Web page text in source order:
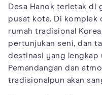
Desa Hanok terletak di
pusat kota. Di komplek
rumah tradisional
pertunjukan seni, dan
destinasi yang lengkap
Pemandangan dan
tradisionalpun akan